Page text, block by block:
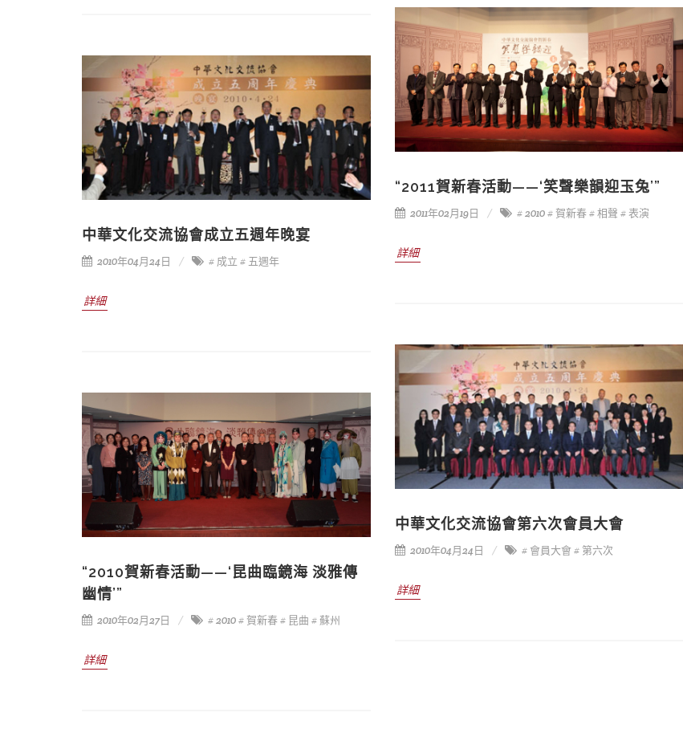
“2011賀新春活動——‘笑聲樂韻迎玉兔’”
2011年02月19日 # 2010# 賀新春# 相聲 # 表演
詳細
中華文化交流協會成立五週年晚宴
2010年04月24日 # 成立 # 五週年
詳細
中華文化交流協會第六次會員大會
2010年04月24日 # 會員大會# 第六次
詳細
“2010賀新春活動——‘昆曲臨鏡海 淡雅傳
幽情’”
2010年02月27日 # 2010# 賀新春# 昆曲 # 蘇州
詳細